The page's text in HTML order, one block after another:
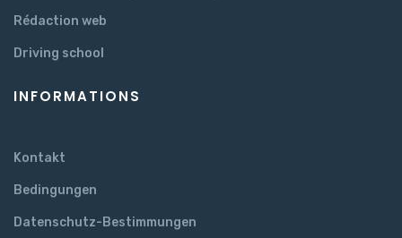
Rédaction web
Driving school
INFORMATIONS
Kontakt
Bedingungen
Datenschutz-Bestimmungen